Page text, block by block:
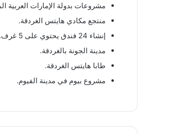
مشروعات بدولة الإمارات العربية
منتجع مكادي هايتس الغردقة.
إنشاء 24 فندق يحتوي على 5 غرف.
مدينة الجونة بالغردقة.
طابا هايتس الغردقة.
مشروع بيوم في مدينة الفيوم.